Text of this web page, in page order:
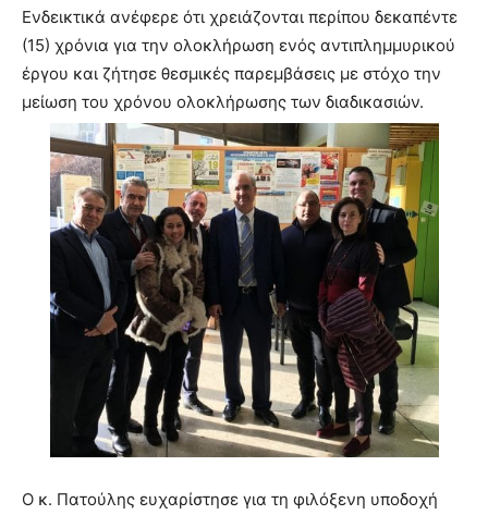
Ενδεικτικά ανέφερε ότι χρειάζονται περίπου δεκαπέντε
(15) χρόνια για την ολοκλήρωση ενός αντιπλημμυρικού
έργου και ζήτησε θεσμικές παρεμβάσεις με στόχο την
μείωση του χρόνου ολοκλήρωσης των διαδικασιών.
Ο κ. Πατούλης ευχαρίστησε για τη φιλόξενη υποδοχή